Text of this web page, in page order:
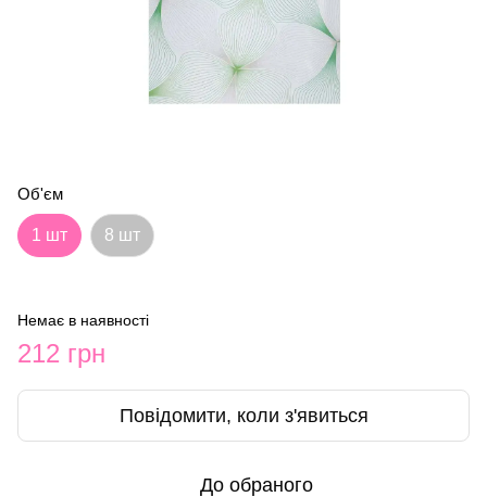
Об'єм
1 шт 8 шт
Немає в наявності
212 грн
Повідомити, коли з'явиться
До обраного